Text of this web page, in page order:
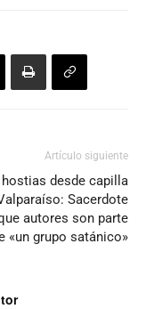
Artículo siguiente
hostias desde capilla
Sacerdote
autores son parte
«un grupo satánico»